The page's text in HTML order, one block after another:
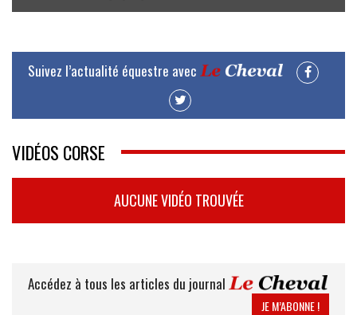
Suivez l’actualité équestre avec
VIDÉOS CORSE
AUCUNE VIDÉO TROUVÉE
Accédez à tous les articles du journal
JE M’ABONNE !